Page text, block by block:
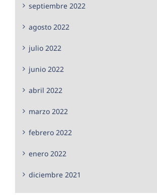
septiembre 2022
agosto 2022
julio 2022
junio 2022
abril 2022
marzo 2022
febrero 2022
enero 2022
diciembre 2021